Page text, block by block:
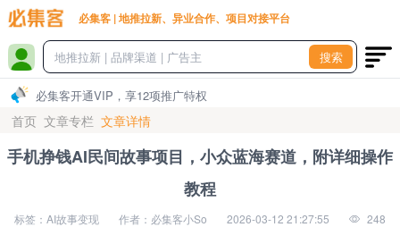
必集客 | 地推拉新、异业合作、项目对接平台
搜索
必集客开通VIP，享12项推广特权
首页 文章专栏 文章详情
手机挣钱AI民间故事项目，小众蓝海赛道，附详细操作
教程
标签：AI故事变现 作者：必集客小So 2026-03-12 21:27:55 248